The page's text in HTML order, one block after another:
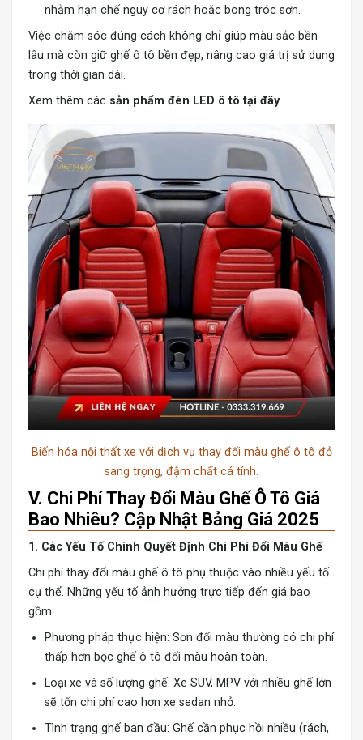
nhằm hạn chế nguy cơ rách hoặc bong tróc sơn.
Việc chăm sóc đúng cách không chỉ giúp màu sắc bền
lâu mà còn giữ ghế ô tô bền đẹp, nâng cao giá trị sử dụng
trong thời gian dài.
Xem thêm các sản phẩm đèn LED ô tô tại đây
Biến hóa nội thất xe với dịch vụ thay đổi màu ghế ô tô đỏ
sang trọng, đậm chất cá tính.
V. Chi Phí Thay Đổi Màu Ghế Ô Tô Giá
Bao Nhiêu? Cập Nhật Bảng Giá 2025
1. Các Yếu Tố Chính Quyết Định Chi Phí Đổi Màu Ghế
Chi phí thay đổi màu ghế ô tô phụ thuộc vào nhiều yếu tố
cụ thể. Những yếu tố ảnh hưởng trực tiếp đến giá bao
gồm:
Phương pháp thực hiện: Sơn đổi màu thường có chi phí
thấp hơn bọc ghế ô tô đổi màu hoàn toàn.
Loại xe và số lượng ghế: Xe SUV, MPV với nhiều ghế lớn
sẽ tốn chi phí cao hơn xe sedan nhỏ.
Tình trạng ghế ban đầu: Ghế cần phục hồi nhiều (rách,